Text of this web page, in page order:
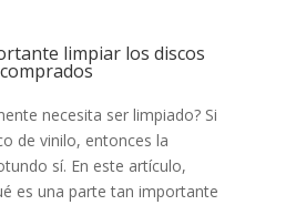
limpiar los discos
necesita ser limpiado? Si
de vinilo, entonces la
sí. En este artículo,
es una parte tan importante